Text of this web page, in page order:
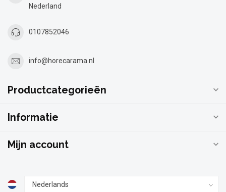
Nederland
0107852046
info@horecarama.nl
Productcategorieën
Informatie
Mijn account